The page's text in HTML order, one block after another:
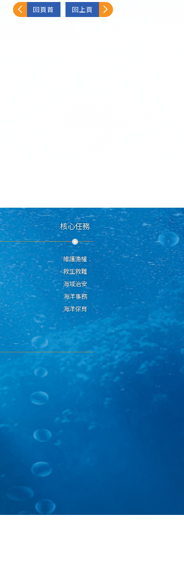
回頁首 回上頁
核心任務
維護漁權
救生救難
海域治安
海洋事務
海洋保育